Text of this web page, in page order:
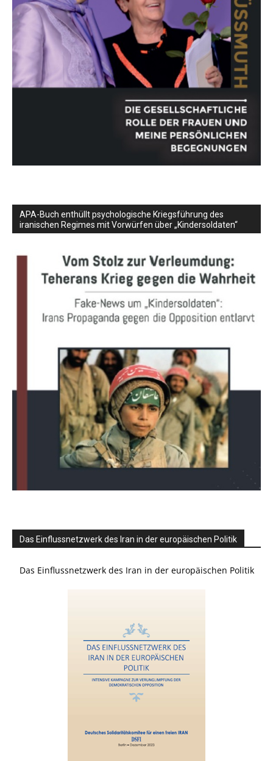
APA-Buch enthüllt psychologische Kriegsführung des
iranischen Regimes mit Vorwürfen über „Kindersoldaten“
Das Einflussnetzwerk des Iran in der europäischen Politik
Das Einflussnetzwerk des Iran in der europäischen Politik